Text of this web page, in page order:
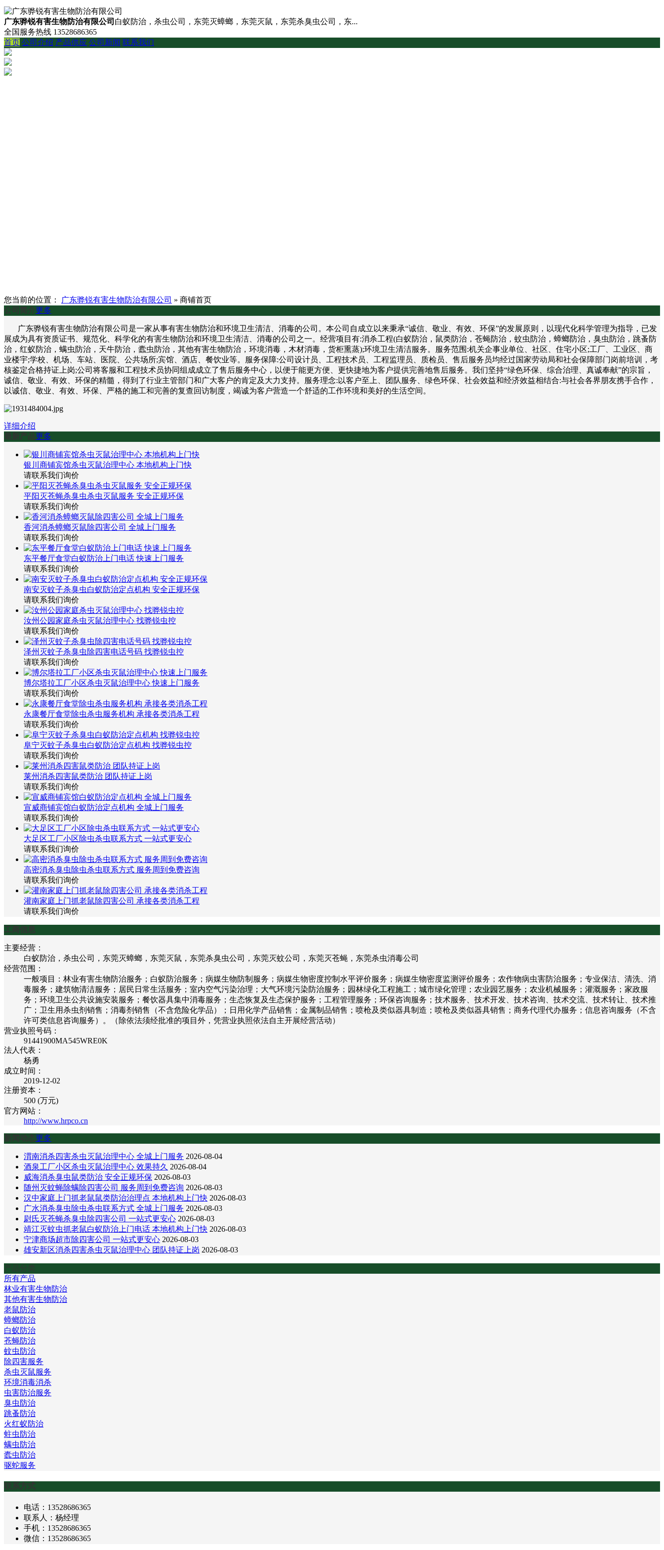
广东骅锐有害生物防治有限公司 白蚁防治，杀虫公司，东莞灭蟑螂，东莞灭鼠，东莞杀臭虫公司，东...
全国服务热线 13528686365
首页 公司介绍 产品供应 公司新闻 联系我们
您当前的位置： 广东骅锐有害生物防治有限公司 » 商铺首页
公司简介更多
广东骅锐有害生物防治有限公司是一家从事有害生物防治和环境卫生清洁、消毒的公司。本公司自成立以来秉承“诚信、敬业、有效、环保”的发展原则，以现代化科学管理为指导，已发
展成为具有资质证书、规范化、科学化的有害生物防治和环境卫生清洁、消毒的公司之一。经营项目有:消杀工程(白蚁防治，鼠类防治，苍蝇防治，蚊虫防治，蟑螂防治，臭虫防治，跳蚤防
治，红蚁防治，螨虫防治，天牛防治，蠹虫防治，其他有害生物防治，环境消毒，木材消毒，货柜熏蒸);环境卫生清洁服务。服务范围:机关企事业单位、社区、住宅小区;工厂、工业区、商
业楼宇;学校、机场、车站、医院、公共场所;宾馆、酒店、餐饮业等。服务保障:公司设计员、工程技术员、工程监理员、质检员、售后服务员均经过国家劳动局和社会保障部门岗前培训，考
核鉴定合格持证上岗;公司将客服和工程技术员协同组成成立了售后服务中心，以便于能更方便、更快捷地为客户提供完善地售后服务。我们坚持“绿色环保、综合治理、真诚奉献”的宗旨，
诚信、敬业、有效、环保的精髓，得到了行业主管部门和广大客户的肯定及大力支持。服务理念:以客户至上、团队服务、绿色环保、社会效益和经济效益相结合:与社会各界朋友携手合作，
以诚信、敬业、有效、环保、严格的施工和完善的复查回访制度，竭诚为客户营造一个舒适的工作环境和美好的生活空间。
详细介绍
最新产品更多
银川商铺宾馆杀虫灭鼠治理中心 本地机构上门快
请联系我们询价
平阳灭苍蝇杀臭虫杀虫灭鼠服务 安全正规环保
请联系我们询价
香河消杀蟑螂灭鼠除四害公司 全城上门服务
请联系我们询价
东平餐厅食堂白蚁防治上门电话 快速上门服务
请联系我们询价
南安灭蚊子杀臭虫白蚁防治定点机构 安全正规环保
请联系我们询价
汝州公园家庭杀虫灭鼠治理中心 找骅锐虫控
请联系我们询价
泽州灭蚊子杀臭虫除四害电话号码 找骅锐虫控
请联系我们询价
博尔塔拉工厂小区杀虫灭鼠治理中心 快速上门服务
请联系我们询价
永康餐厅食堂除虫杀虫服务机构 承接各类消杀工程
请联系我们询价
阜宁灭蚊子杀臭虫白蚁防治定点机构 找骅锐虫控
请联系我们询价
莱州消杀四害鼠类防治 团队持证上岗
请联系我们询价
宣威商铺宾馆白蚁防治定点机构 全城上门服务
请联系我们询价
大足区工厂小区除虫杀虫联系方式 一站式更安心
请联系我们询价
高密消杀臭虫除虫杀虫联系方式 服务周到免费咨询
请联系我们询价
灌南家庭上门抓老鼠除四害公司 承接各类消杀工程
请联系我们询价
工商信息
主要经营：
白蚁防治，杀虫公司，东莞灭蟑螂，东莞灭鼠，东莞杀臭虫公司，东莞灭蚊公司，东莞灭苍蝇，东莞杀虫消毒公司
经营范围：
一般项目：林业有害生物防治服务；白蚁防治服务；病媒生物防制服务；病媒生物密度控制水平评价服务；病媒生物密度监测评价服务；农作物病虫害防治服务；专业保洁、清洗、消
毒服务；建筑物清洁服务；居民日常生活服务；室内空气污染治理；大气环境污染防治服务；园林绿化工程施工；城市绿化管理；农业园艺服务；农业机械服务；灌溉服务；家政服
务；环境卫生公共设施安装服务；餐饮器具集中消毒服务；生态恢复及生态保护服务；工程管理服务；环保咨询服务；技术服务、技术开发、技术咨询、技术交流、技术转让、技术推
广；卫生用杀虫剂销售；消毒剂销售（不含危险化学品）；日用化学产品销售；金属制品销售；喷枪及类似器具制造；喷枪及类似器具销售；商务代理代办服务；信息咨询服务（不含
许可类信息咨询服务）。（除依法须经批准的项目外，凭营业执照依法自主开展经营活动）
营业执照号码：
91441900MA545WRE0K
法人代表：
杨勇
成立时间：
2019-12-02
注册资本：
500 (万元)
官方网站：
http://www.hrpco.cn
新闻动态更多
渭南消杀四害杀虫灭鼠治理中心 全城上门服务 2026-08-04
酒泉工厂小区杀虫灭鼠治理中心 效果持久 2026-08-04
威海消杀臭虫鼠类防治 安全正规环保 2026-08-03
随州灭蚊蝇除螨除四害公司 服务周到免费咨询 2026-08-03
汉中家庭上门抓老鼠鼠类防治治理点 本地机构上门快 2026-08-03
广水消杀臭虫除虫杀虫联系方式 全城上门服务 2026-08-03
尉氏灭苍蝇杀臭虫除四害公司 一站式更安心 2026-08-03
靖江灭蚊虫抓老鼠白蚁防治上门电话 本地机构上门快 2026-08-03
宁津商场超市除四害公司 一站式更安心 2026-08-03
雄安新区消杀四害杀虫灭鼠治理中心 团队持证上岗 2026-08-03
产品分类
所有产品
林业有害生物防治
其他有害生物防治
老鼠防治
蟑螂防治
白蚁防治
苍蝇防治
蚊虫防治
除四害服务
杀虫灭鼠服务
环境消毒消杀
虫害防治服务
臭虫防治
跳蚤防治
火红蚁防治
蛀虫防治
螨虫防治
蠹虫防治
驱蛇服务
联系方式
电话：13528686365
联系人：杨经理
手机：13528686365
微信：13528686365